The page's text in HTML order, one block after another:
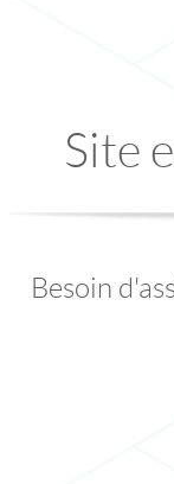
Site
Besoin